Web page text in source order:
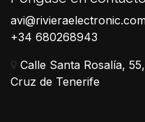
+34 680268943
Calle Santa Rosalía,
Cruz de Tenerife